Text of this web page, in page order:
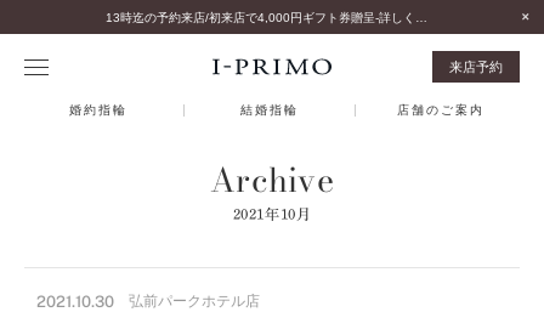
来店予約
婚約指輪 結婚指輪 店舗のご案内
Archive
2021年10月
2021.10.30 弘前パークホテル店